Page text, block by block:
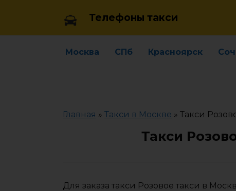
Телефоны такси
Москва СПб Красноярск
Главная » Такси в Москве » Такси
Такси
Для заказа такси Розовое такси в